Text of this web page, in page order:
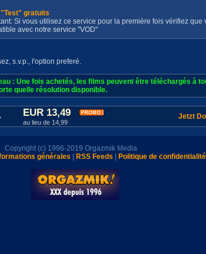
"Test" gratuits
Si vous utilisez ce service pour la première fois vérifiez que
avec notre service "VOD"
s.v.p., l'option preferé.
: Une fois achetés, les films peuvent être téléchargés à
quelle résolution disponible.
EUR 13,49
au lieu de 14,99
Jetzt
Copyright (c) 1996-2019 Orgazmik Media
générales RSS Feeds Politique de confidentialité